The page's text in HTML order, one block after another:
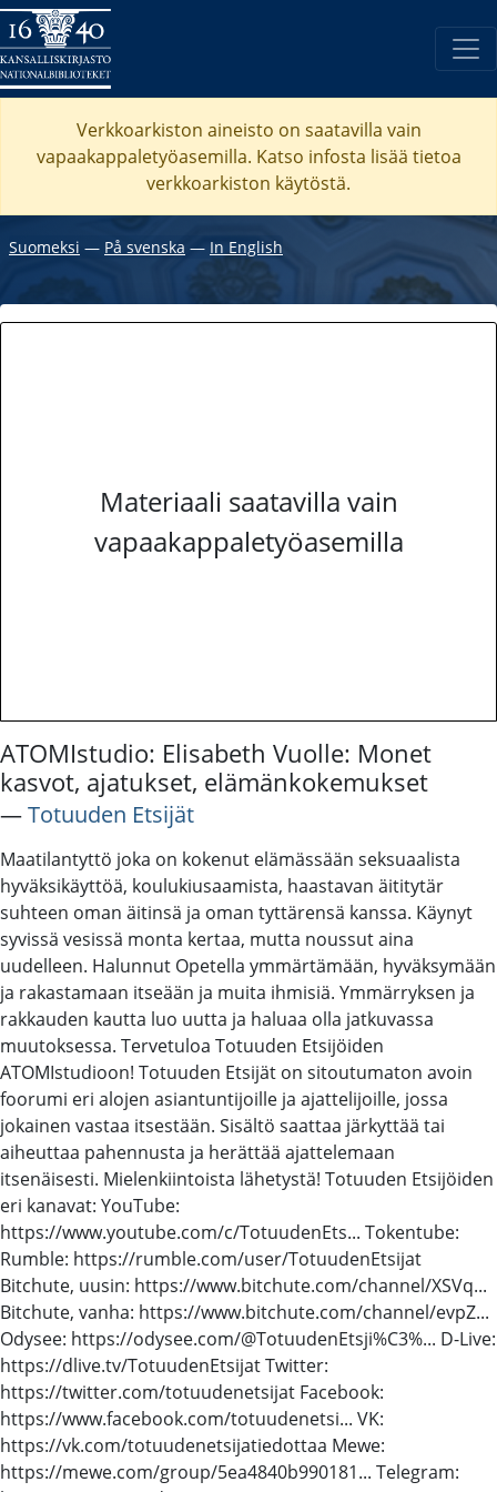
Verkkoarkiston aineisto on saatavilla vain
vapaakappaletyöasemilla. Katso infosta lisää tietoa
verkkoarkiston käytöstä.
Suomeksi ― På svenska ― In English
Materiaali saatavilla vain
vapaakappaletyöasemilla
ATOMIstudio: Elisabeth Vuolle: Monet
kasvot, ajatukset, elämänkokemukset
―Totuuden Etsijät
Maatilantyttö joka on kokenut elämässään seksuaalista
hyväksikäyttöä, koulukiusaamista, haastavan äititytär
suhteen oman äitinsä ja oman tyttärensä kanssa. Käynyt
syvissä vesissä monta kertaa, mutta noussut aina
uudelleen. Halunnut Opetella ymmärtämään, hyväksymään
ja rakastamaan itseään ja muita ihmisiä. Ymmärryksen ja
rakkauden kautta luo uutta ja haluaa olla jatkuvassa
muutoksessa. Tervetuloa Totuuden Etsijöiden
ATOMIstudioon! Totuuden Etsijät on sitoutumaton avoin
foorumi eri alojen asiantuntijoille ja ajattelijoille, jossa
jokainen vastaa itsestään. Sisältö saattaa järkyttää tai
aiheuttaa pahennusta ja herättää ajattelemaan
itsenäisesti. Mielenkiintoista lähetystä! Totuuden Etsijöiden
eri kanavat: YouTube:
https://www.youtube.com/c/TotuudenEts... Tokentube:
Rumble: https://rumble.com/user/TotuudenEtsijat
Bitchute, uusin: https://www.bitchute.com/channel/XSVq...
Bitchute, vanha: https://www.bitchute.com/channel/evpZ...
Odysee: https://odysee.com/@TotuudenEtsji%C3%... D-Live:
https://dlive.tv/TotuudenEtsijat Twitter:
https://twitter.com/totuudenetsijat Facebook:
https://www.facebook.com/totuudenetsi... VK:
https://vk.com/totuudenetsijatiedottaa Mewe:
https://mewe.com/group/5ea4840b990181... Telegram: